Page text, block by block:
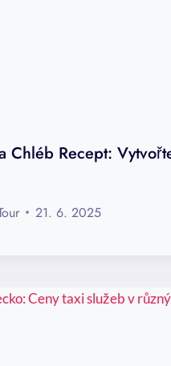
Chléb Recept:
21. 6. 2025